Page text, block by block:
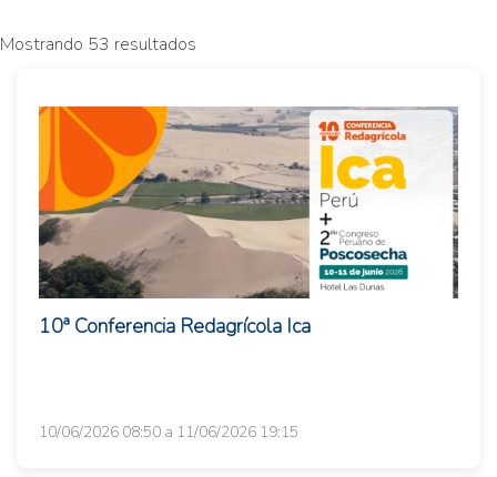
Mostrando 53 resultados
10ª Conferencia Redagrícola Ica
10/06/2026 08:50 a 11/06/2026 19:15